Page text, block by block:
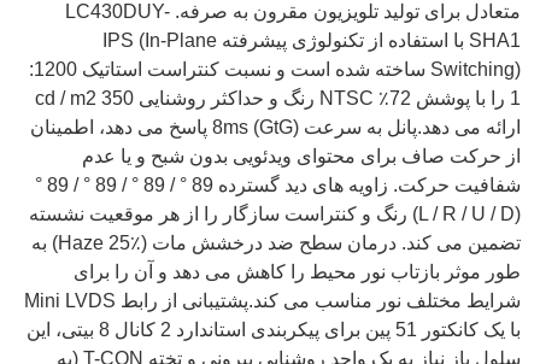
متعادل برای تولید تلویزیون مقرون به صرفه. LC430DUY-
SHA1 با استفاده از تکنولوژی پیشرفته IPS (In-Plane
Switching) ساخته شده است و نسبت کنتراست استاتیک 1200:
1 را با پوشش 72٪ NTSC رنگ و حداکثر روشنایی 350 cd / m2
ارائه می دهد.پانل به سرعت 8ms (GtG) پاسخ می دهد، اطمینان
از حرکت صاف برای محتوای ویدئویی بدون شبح و یا عدم
شفافیت حرکت. زاویه های دید گسترده 89 ° / 89 ° / 89 ° / 89 °
(L / R / U / D) رنگ و کنتراست سازگار را از هر موقعیت نشسته
تضمین می کند. درمان سطح ضد درخشش مات (Haze 25٪) به
طور موثر بازتاب نور محیط را کاهش می دهد و آن را برای
شرایط مختلف نور مناسب می کند.پشتیبانی از رابط Mini LVDS
با یک کانکتور 51 پین برای پیکربندی استاندارد 2 کانال 8 بیتی، این
سلول باز نیاز به یک واحد روشنایی بیرونی و تخته T-CON (به